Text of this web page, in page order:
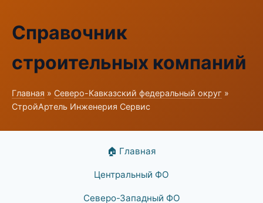
Справочник
строительных компаний
Главная » Северо-Кавказский федеральный округ »
СтройАртель Инженерия Сервис
🏠 Главная
Центральный ФО
Северо-Западный ФО